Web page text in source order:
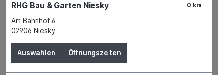
0 km
RHG Bau & Garten Niesky
Am Bahnhof 6
02906 Niesky
Auswählen Öffnungszeiten